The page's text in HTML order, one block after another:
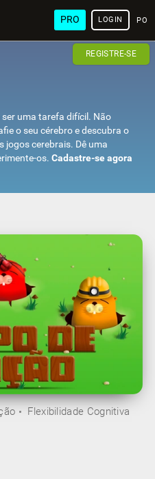
PRO LOGIN
REGISTRE-SE
uma tarefa difícil. Não
o seu cérebro e descubra o
jogos cerebrais. Dê uma
os. Cadastre-se agora
Flexibilidade Cognitiva